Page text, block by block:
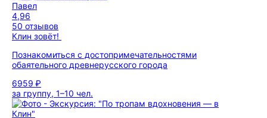
Павел
4,96
50 отзывов
Клин зовёт!
Познакомиться с достопримечательностями
обаятельного древнерусского города
6959 ₽
за группу, 1–10 чел.